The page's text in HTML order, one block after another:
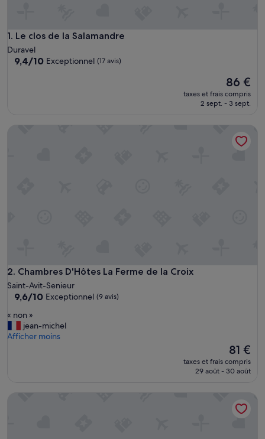
1. Le clos de la Salamandre
Le clos de la Salamandre
Duravel
9.4
9,4/10 Exceptionnel (17 avis)
Le
nouveau
prix
86 €
taxes et frais compris
2 sept. - 3 sept.
2. Chambres D'Hôtes La Ferme de la Croix
Chambres D'Hôtes La Ferme de la Croix
Saint-Avit-Senieur
9.6
10,
Exceptionnel,
(9 avis)
9,6/10 Exceptionnel (9 avis)
«
o
« non »
jean-michel
Afficher moins
Le
nouveau
prix
81 €
taxes et frais compris
29 août - 30 août